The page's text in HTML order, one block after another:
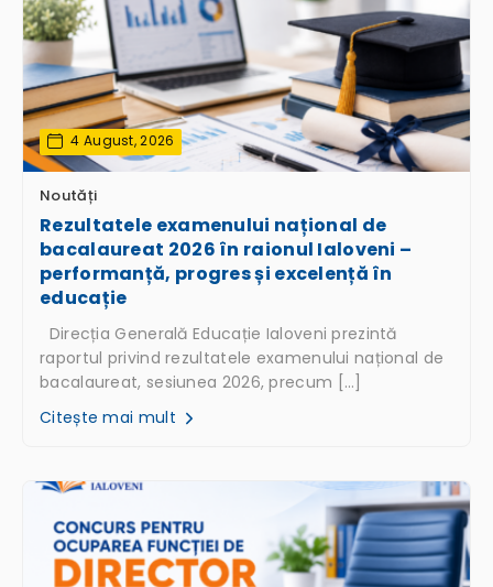
4 August, 2026
Noutăți
Rezultatele examenului național de
bacalaureat 2026 în raionul Ialoveni –
performanță, progres și excelență în
educație
Direcția Generală Educație Ialoveni prezintă
raportul privind rezultatele examenului național de
bacalaureat, sesiunea 2026, precum […]
Citește mai mult